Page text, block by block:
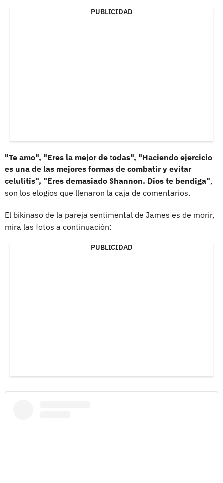
PUBLICIDAD
"Te amo", "Eres la mejor de todas", "Haciendo ejercicio
es una de las mejores formas de combatir y evitar
celulitis", "Eres demasiado Shannon. Dios te bendiga",
son los elogios que llenaron la caja de comentarios.
El bikinaso de la pareja sentimental de James es de morir,
mira las fotos a continuación:
PUBLICIDAD